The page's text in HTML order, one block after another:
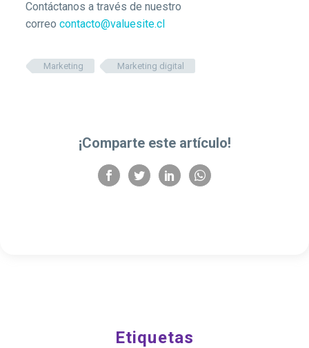
Contáctanos a través de nuestro
correo contacto@valuesite.cl
Marketing Marketing digital
¡Comparte este artículo!
Etiquetas